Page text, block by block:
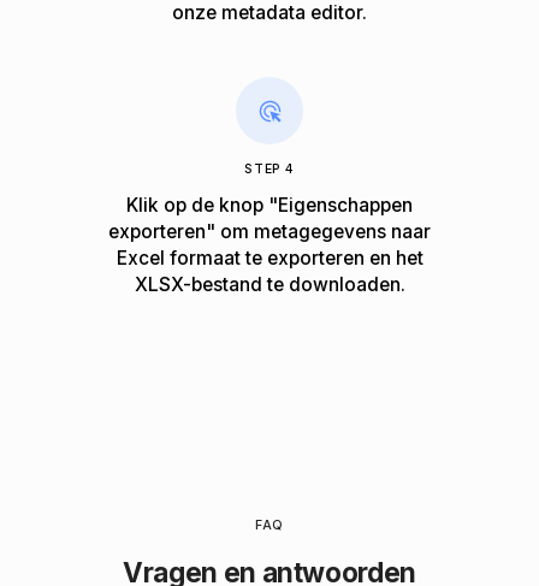
onze metadata editor.
STEP 4
Klik op de knop "Eigenschappen
exporteren" om metagegevens naar
Excel formaat te exporteren en het
XLSX-bestand te downloaden.
FAQ
Vragen en antwoorden